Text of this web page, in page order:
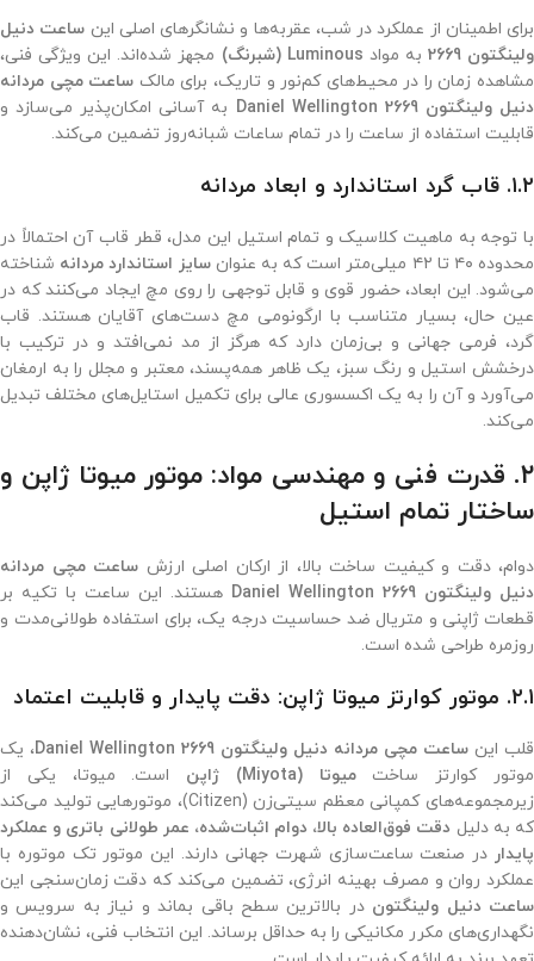
برای اطمینان از عملکرد در شب، عقربه‌ها و نشانگرهای اصلی این ساعت دنیل
ولینگتون 2669
به مواد Luminous (شبرنگ)
مجهز شده‌اند. این ویژگی فنی،
مشاهده زمان را در محیط‌های کم‌نور و تاریک، برای مالک ساعت مچی مردانه
دنیل ولینگتون 2669 Daniel Wellington
به آسانی امکان‌پذیر می‌سازد و
قابلیت استفاده از ساعت را در تمام ساعات شبانه‌روز تضمین می‌کند.
۱.۲. قاب گرد استاندارد و ابعاد مردانه
با توجه به ماهیت کلاسیک و تمام استیل این مدل، قطر قاب آن احتمالاً در
محدوده ۴۰ تا ۴۲ میلی‌متر است که به عنوان
سایز استاندارد مردانه شناخته
می‌شود. این ابعاد، حضور قوی و قابل توجهی را روی مچ ایجاد می‌کنند که در
عین حال، بسیار متناسب با ارگونومی مچ دست‌های آقایان هستند. قاب
گرد، فرمی جهانی و بی‌زمان دارد که هرگز از مد نمی‌افتد و در ترکیب با
درخشش استیل و رنگ سبز، یک ظاهر همه‌پسند، معتبر و مجلل را به ارمغان
می‌آورد و آن را به یک اکسسوری عالی برای تکمیل استایل‌های مختلف تبدیل
می‌کند.
۲. قدرت فنی و مهندسی مواد: موتور میوتا ژاپن و
ساختار تمام استیل
دوام، دقت و کیفیت ساخت بالا، از ارکان اصلی ارزش ساعت مچی مردانه
دنیل ولینگتون 2669 Daniel Wellington
هستند. این ساعت با تکیه بر
قطعات ژاپنی و متریال ضد حساسیت درجه یک، برای استفاده طولانی‌مدت و
روزمره طراحی شده است.
۲.۱. موتور کوارتز میوتا ژاپن: دقت پایدار و قابلیت اعتماد
قلب این ساعت مچی مردانه دنیل ولینگتون 2669 Daniel Wellington
، یک
موتور کوارتز ساختمیوتا (Miyota) ژاپن
است. میوتا، یکی از
زیرمجموعه‌های کمپانی معظم سیتی‌زن (Citizen)، موتورهایی تولید می‌کند
که به دلیل دقت فوق‌العاده بالا، دوام اثبات‌شده، عمر طولانی باتری و عملکرد
پایدار در صنعت ساعت‌سازی شهرت جهانی دارند. این موتور تک موتوره با
عملکرد روان و مصرف بهینه انرژی، تضمین می‌کند که دقت زمان‌سنجی این
ساعت دنیل ولینگتون در بالاترین سطح باقی بماند و نیاز به سرویس و
نگهداری‌های مکرر مکانیکی را به حداقل برساند. این انتخاب فنی، نشان‌دهنده